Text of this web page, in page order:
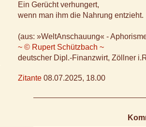
Ein Gerücht verhungert,
wenn man ihm die Nahrung entzieht.
(aus: »WeltAnschauung« -
~ © Rupert Schützbach ~
deutscher Dipl.-Finanzwirt, Zöllner
Zitante 08.07.2025, 18.00